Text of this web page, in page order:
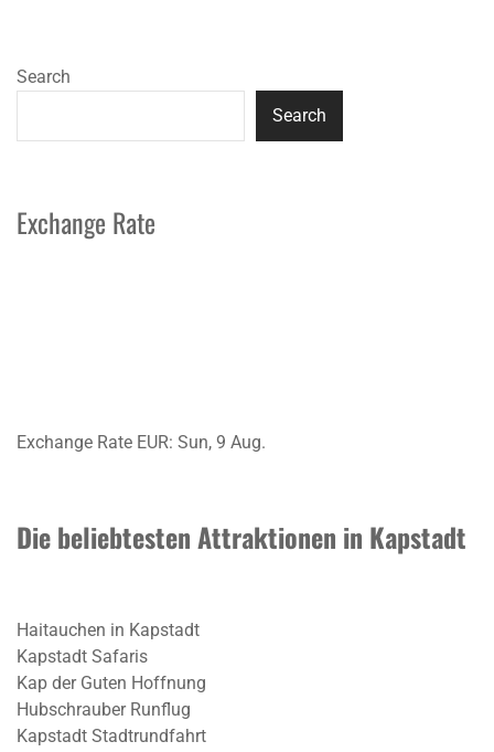
Search
Search
Exchange Rate
Exchange Rate EUR: Sun, 9 Aug.
Die beliebtesten Attraktionen in Kapstadt
Haitauchen in Kapstadt
Kapstadt Safaris
Kap der Guten Hoffnung
Hubschrauber Runflug
Kapstadt Stadtrundfahrt